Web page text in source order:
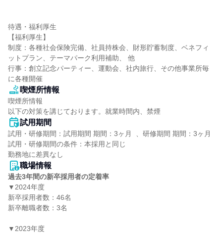
待遇・福利厚生
【福利厚生】
制度：各種社会保険完備、社員持株会、財形貯蓄制度、ベネフィ
ットプラン、テーマパーク利用補助、 他
行事：創立記念パーティー、運動会、社内旅行、その他事業所毎
に各種開催
喫煙所情報
喫煙所情報
以下の対策を講じております。就業時間内、禁煙
試用期間
試用・研修期間：試用期間 期間：3ヶ月  、研修期間 期間：3ヶ月
試用・研修期間の条件：本採用と同じ
職場情報
過去3年間の新卒採用者の定着率
▼2024年度
新卒採用者数：46名
新卒離職者数：3名
▼2023年度